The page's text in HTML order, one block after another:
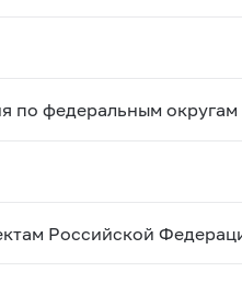
по федеральным округам
Российской